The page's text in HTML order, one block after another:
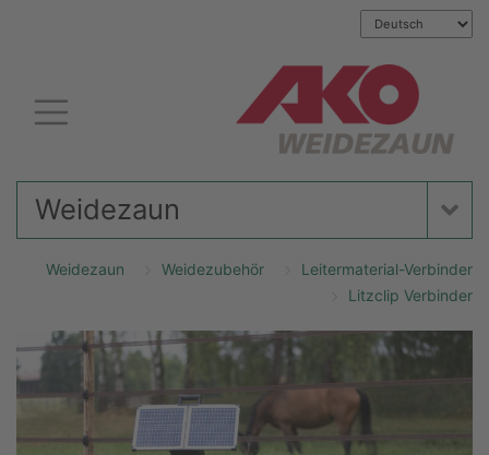
Weidezaun
Weidezaun Weidezubehör
Leitermaterial-Verbinder
Litzclip Verbinder